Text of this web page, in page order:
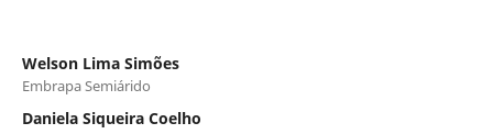
Welson Lima Simões
Embrapa Semiárido
Daniela Siqueira Coelho